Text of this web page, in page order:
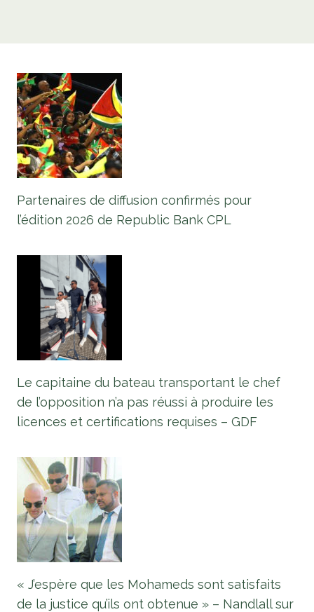
Partenaires de diffusion confirmés pour
l’édition 2026 de Republic Bank CPL
Le capitaine du bateau transportant le chef
de l’opposition n’a pas réussi à produire les
licences et certifications requises – GDF
« J’espère que les Mohameds sont satisfaits
de la justice qu’ils ont obtenue » – Nandlall sur